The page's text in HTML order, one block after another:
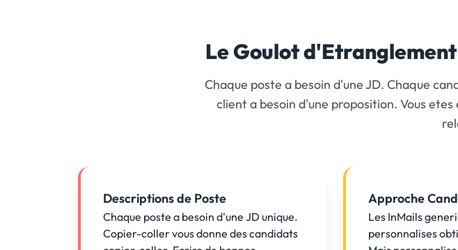
Le Goulot
Chaque poste a besoin d'une JD. Chaque
client a besoin d'une proposition. Vous
Descriptions de Poste
Chaque poste a besoin d'une JD unique.
Copier-coller vous donne des candidats
Approche
Les InMails
personnalises